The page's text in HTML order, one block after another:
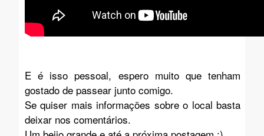
E é isso pessoal, espero muito que tenham
gostado de passear junto comigo.
Se quiser mais informações sobre o local basta
deixar nos comentários.